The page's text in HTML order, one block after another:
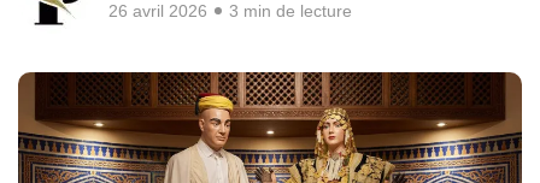
26 avril 2026 3 min de lecture